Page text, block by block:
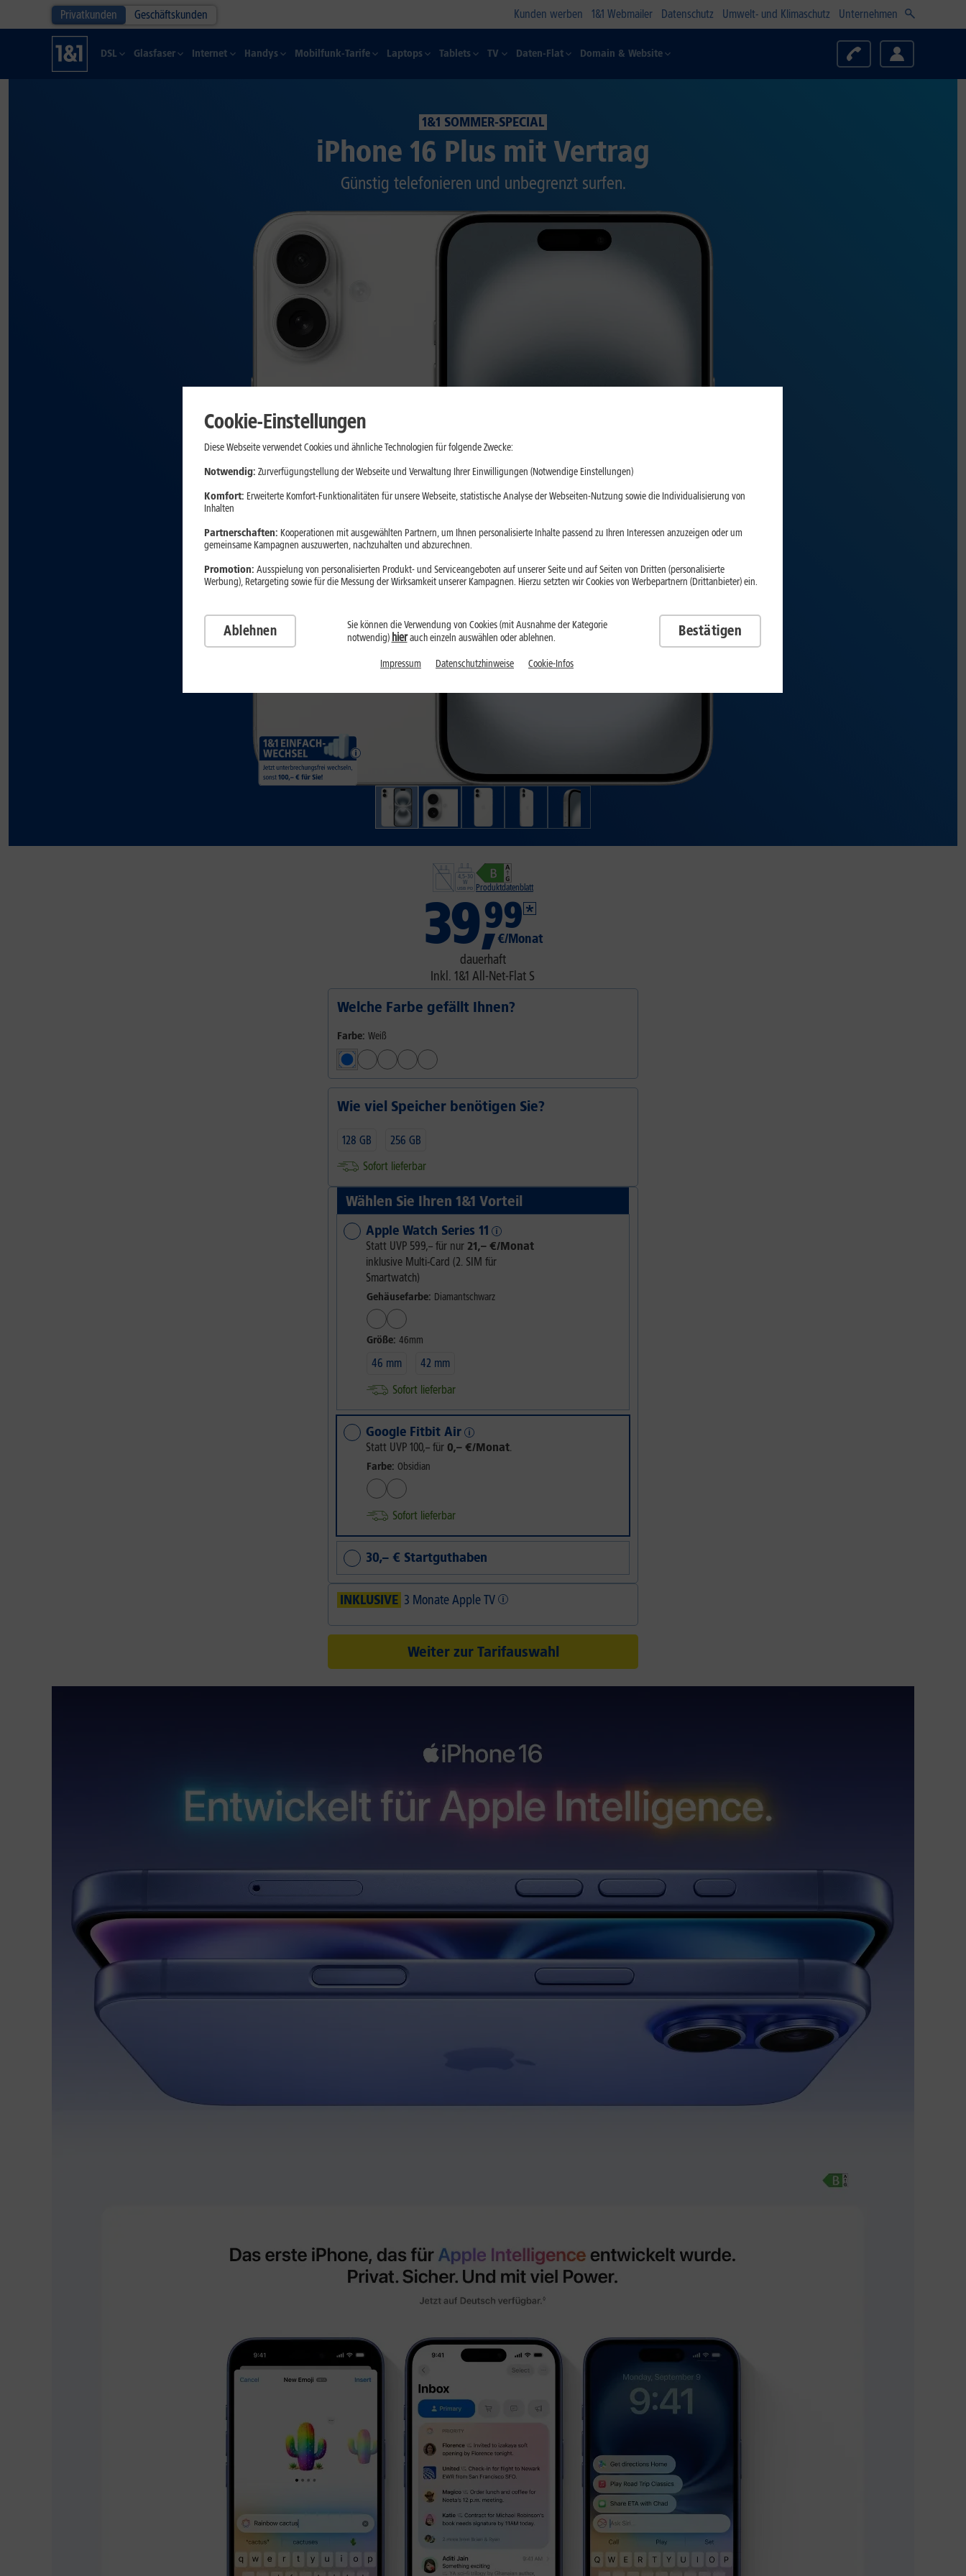
Privatkunden Geschäftskunden Kunden werben 1&1 Webmailer Datenschutz Umwelt- und Klimaschutz Unternehmen
DSL Glasfaser Internet Handys Mobilfunk-Tarife Laptops Tablets TV Daten-Flat Domain & Website
1&1 SOMMER-SPECIAL
iPhone 16 Plus mit Vertrag
Günstig telefonieren und unbegrenzt surfen.
Produktdatenblatt
39,99
€/Monat
dauerhaft
Inkl.1&1 All-Net-Flat S
Welche Farbe gefällt Ihnen?
Farbe: Weiß
Wie viel Speicher benötigen Sie?
128 GB
256 GB
Sofort lieferbar
Wählen Sie Ihren 1&1 Vorteil
Apple Watch Series 11
Statt UVP 599,– für nur 21,– €/Monat
inklusive Multi-Card (2. SIM für
Smartwatch)
Gehäusefarbe: Diamantschwarz
Größe: 46mm
46 mm
42 mm
Sofort lieferbar
Google Fitbit Air
Statt UVP 100,– für 0,– €/Monat.
Farbe: Obsidian
Sofort lieferbar
30,– € Startguthaben
INKLUSIVE 3 Monate Apple TV
Weiter zur Tarifauswahl
Cookie-Einstellungen
Diese Webseite verwendet Cookies und ähnliche Technologien für folgende Zwecke:
Notwendig: Zurverfügungstellung der Webseite und Verwaltung Ihrer Einwilligungen (Notwendige Einstellungen)
Komfort: Erweiterte Komfort-Funktionalitäten für unsere Webseite, statistische Analyse der Webseiten-Nutzung sowie die Individualisierung von
Inhalten
Partnerschaften: Kooperationen mit ausgewählten Partnern, um Ihnen personalisierte Inhalte passend zu Ihren Interessen anzuzeigen oder um
gemeinsame Kampagnen auszuwerten, nachzuhalten und abzurechnen.
Promotion: Ausspielung von personalisierten Produkt- und Serviceangeboten auf unserer Seite und auf Seiten von Dritten (personalisierte
Werbung), Retargeting sowie für die Messung der Wirksamkeit unserer Kampagnen. Hierzu setzten wir Cookies von Werbepartnern (Drittanbieter) ein.
Ablehnen
Sie können die Verwendung von Cookies (mit Ausnahme der Kategorie
notwendig) hierauch einzeln auswählen oder ablehnen. Bestätigen
Impressum Datenschutzhinweise Cookie-Infos